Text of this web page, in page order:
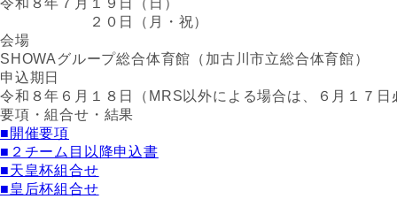
令和８年７月１９日（日）
２０日（月・祝）
会場
SHOWAグループ総合体育館（加古川市立総合体育館）
申込期日
令和８年６月１８日（MRS以外による場合は、６月１７日
要項・組合せ・結果
■開催要項
■２チーム目以降申込書
■天皇杯組合せ
■皇后杯組合せ